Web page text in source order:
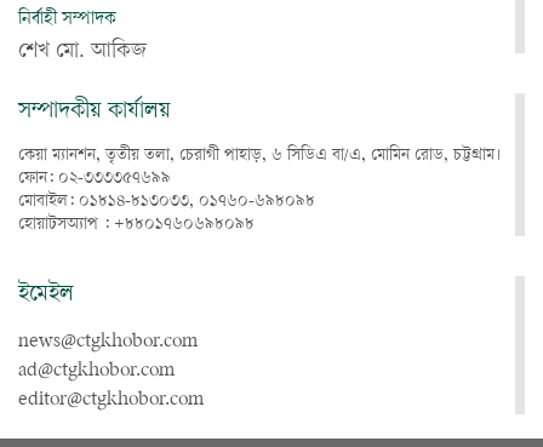
নির্বাহী সম্পাদক
শেখ মো. আকিজ
সম্পাদকীয় কার্যালয়
কেয়া ম্যানশন, তৃতীয় তলা, চেরাগী পাহাড়, ৬ সিডিএ বা/এ, মোমিন রোড, চট্টগ্রাম।
ফোন: ০২-৩৩৩৩৫৭৬৯৯
মোবাইল: ০১৮১৪-৮১৩০৩৩, ০১৭৬০-৬৯৮০৯৮
হোয়াটসঅ্যাপ : +৮৮০১৭৬০৬৯৮০৯৮
ইমেইল
news@ctgkhobor.com
ad@ctgkhobor.com
editor@ctgkhobor.com